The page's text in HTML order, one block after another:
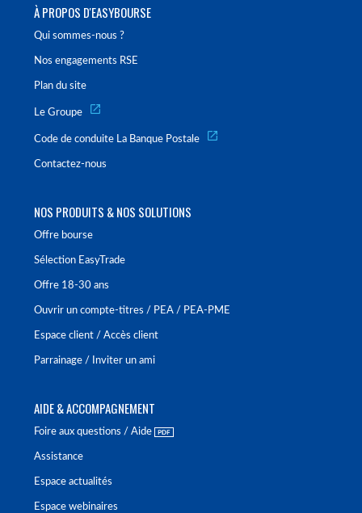
À PROPOS D'EASYBOURSE
Qui sommes-nous ?
Nos engagements RSE
Plan du site
Le Groupe
Code de conduite La Banque Postale
Contactez-nous
NOS PRODUITS & NOS SOLUTIONS
Offre bourse
Sélection EasyTrade
Offre 18-30 ans
Ouvrir un compte-titres / PEA / PEA-PME
Espace client / Accès client
Parrainage / Inviter un ami
AIDE & ACCOMPAGNEMENT
Foire aux questions / Aide
Assistance
Espace actualités
Espace webinaires